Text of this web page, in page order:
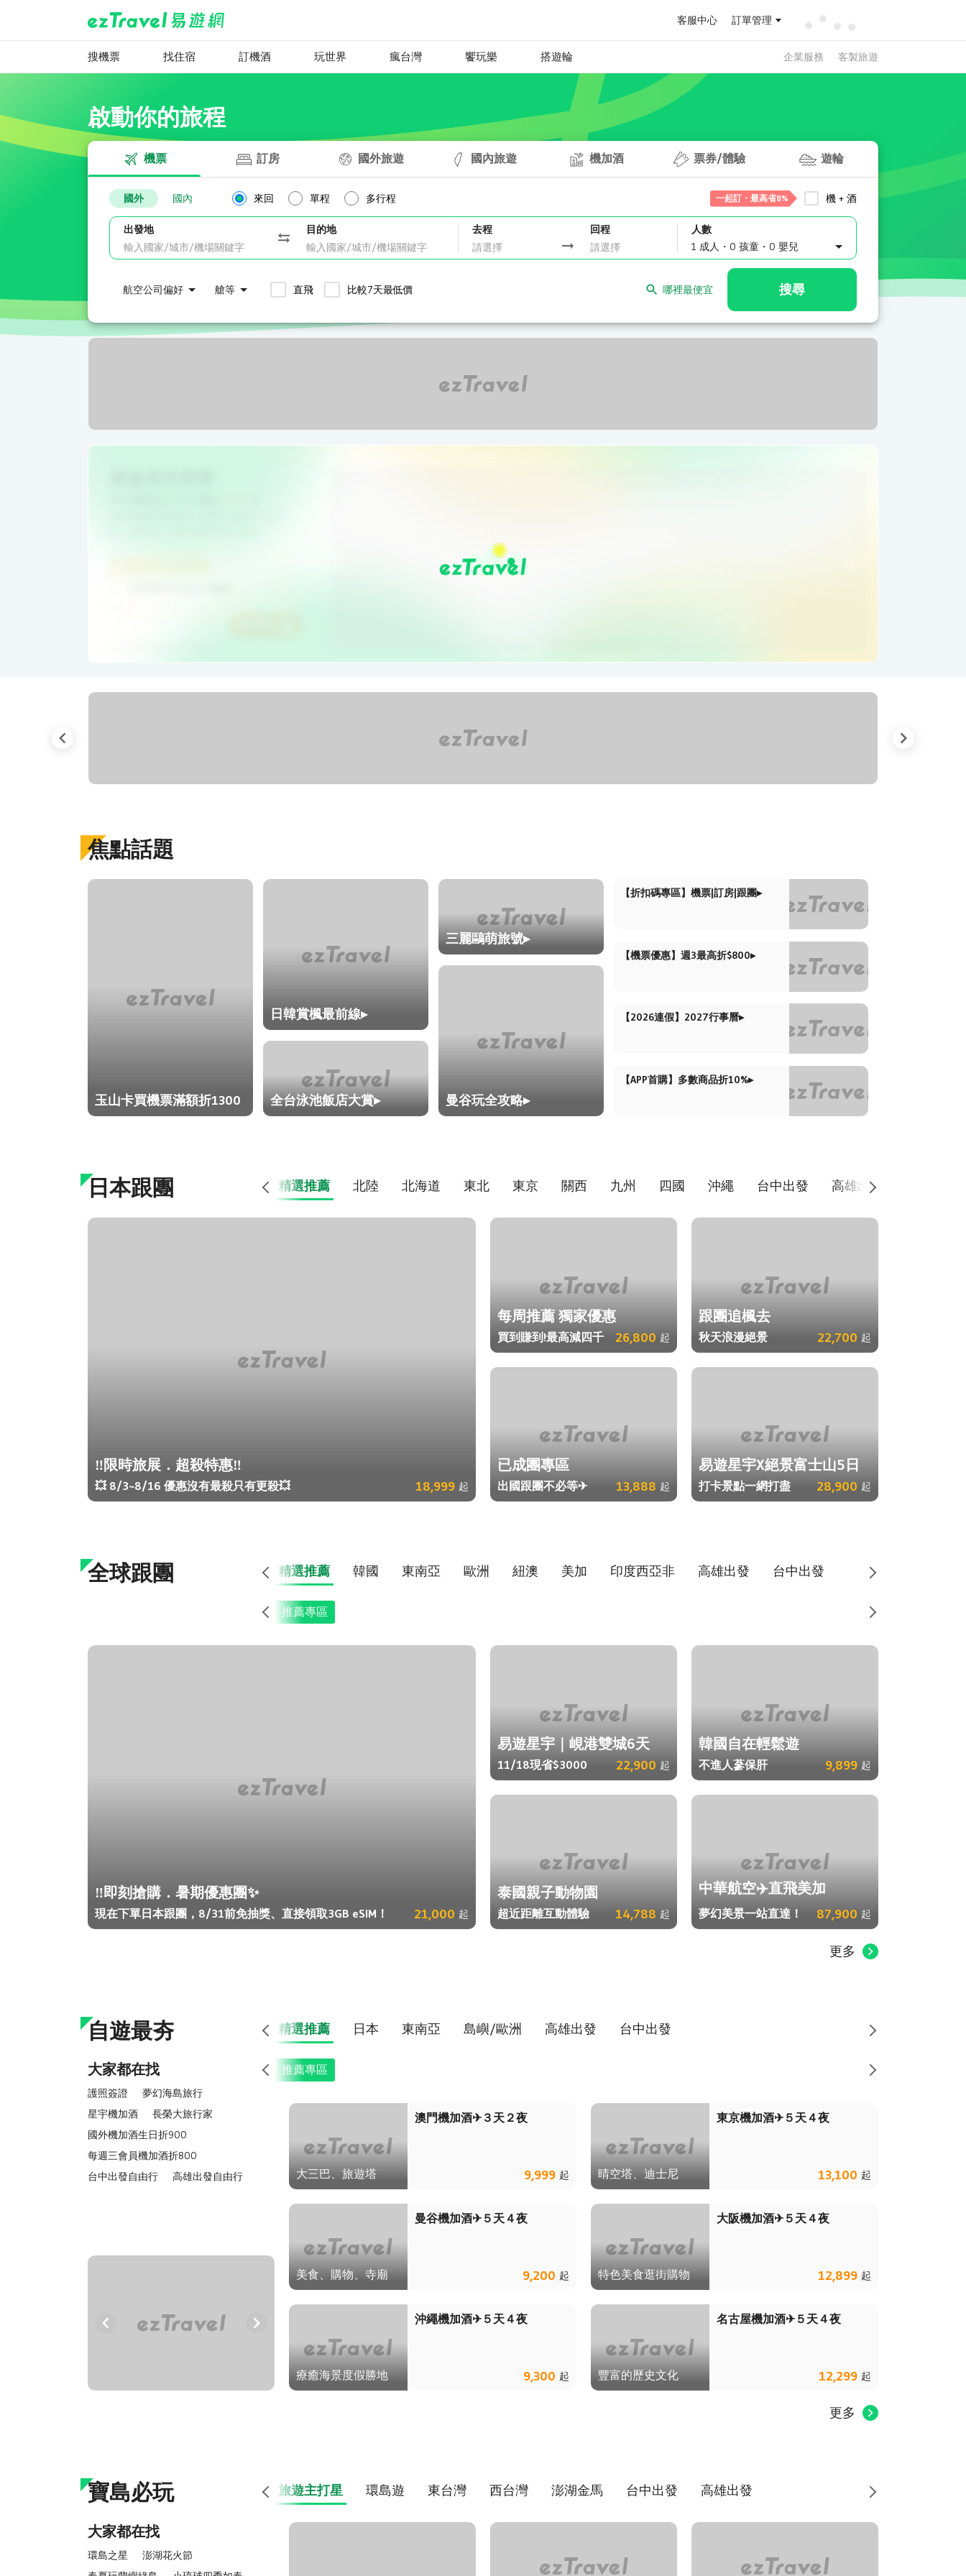
客服中心 訂單管理
搜機票 找住宿 訂機酒 玩世界 瘋台灣 饗玩樂 搭遊輪 企業服務 客製旅遊
啟動你的旅程
機票 訂房 國外旅遊 國內旅遊 機加酒 票券/體驗 遊輪
國外 國內 來回 單程 多行程 一起訂・最高省8% 機 + 酒
出發地 目的地 去程 回程
人數
1 成人・0 孩童・0 嬰兒
航空公司偏好 艙等 直飛 比較7天最低價 哪裡最便宜 搜尋
焦點話題
玉山卡買機票滿額折1300
日韓賞楓最前線▸
全台泳池飯店大賞▸
三麗鷗萌旅號▸
曼谷玩全攻略▸
【折扣碼專區】機票|訂房|跟團▸
【機票優惠】週3最高折$800▸
【2026連假】2027行事曆▸
【APP首購】多數商品折10%▸
日本跟團 精選推薦 北陸 北海道 東北 東京 關西 九州 四國 沖繩 台中出發 高雄出發
‼️限時旅展．超殺特惠‼️
💥 8/3~8/16 優惠沒有最殺只有更殺💥 18,999 起
每周推薦 獨家優惠
買到賺到!最高減四千 26,800 起
跟團追楓去
秋天浪漫絕景 22,700 起
已成團專區
出國跟團不必等✈ 13,888 起
易遊星宇X絕景富士山5日
打卡景點一網打盡 28,900 起
全球跟團 精選推薦 韓國 東南亞 歐洲 紐澳 美加 印度西亞非 高雄出發 台中出發
推薦專區
‼️即刻搶購．暑期優惠團✨
現在下單日本跟團，8/31前免抽獎、直接領取3GB eSIM！ 21,000 起
易遊星宇｜峴港雙城6天
11/18現省$3000 22,900 起
韓國自在輕鬆遊
不進人蔘保肝 9,899 起
泰國親子動物園
超近距離互動體驗 14,788 起
中華航空✈️直飛美加
夢幻美景一站直達！ 87,900 起
更多
自遊最夯 精選推薦 日本 東南亞 島嶼/歐洲 高雄出發 台中出發
推薦專區
大家都在找
護照簽證
夢幻海島旅行
星宇機加酒
長榮大旅行家
國外機加酒生日折900
每週三會員機加酒折800
台中出發自由行
高雄出發自由行 大三巴、旅遊塔
澳門機加酒✈３天２夜
9,999 起 晴空塔、迪士尼
東京機加酒✈５天４夜
13,100 起
美食、購物、寺廟
曼谷機加酒✈５天４夜
9,200 起 特色美食逛街購物
大阪機加酒✈５天４夜
12,899 起
療癒海景度假勝地
沖繩機加酒✈５天４夜
9,300 起 豐富的歷史文化
名古屋機加酒✈５天４夜
12,299 起
更多
寶島必玩 旅遊主打星 環島遊 東台灣 西台灣 澎湖金馬 台中出發 高雄出發
大家都在找
環島之星
澎湖花火節